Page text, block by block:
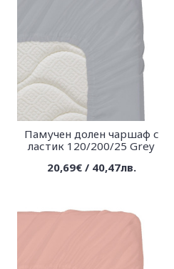
Памучен долен чаршаф с
ластик 120/200/25 Grey
20,69€ / 40,47лв.